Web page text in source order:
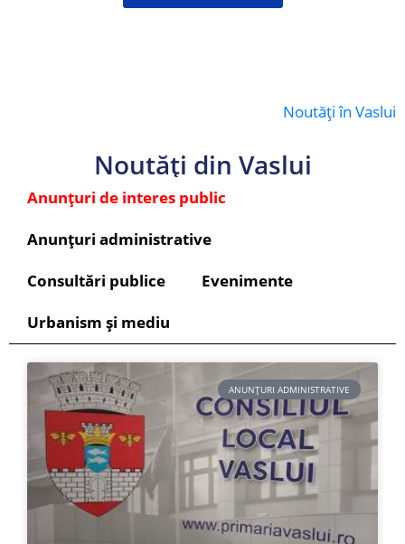
Noutăți în Vaslui
Noutăți din Vaslui
Anunțuri de interes public
Anunțuri administrative
Consultări publice
Evenimente
Urbanism și mediu
ANUNȚURI ADMINISTRATIVE